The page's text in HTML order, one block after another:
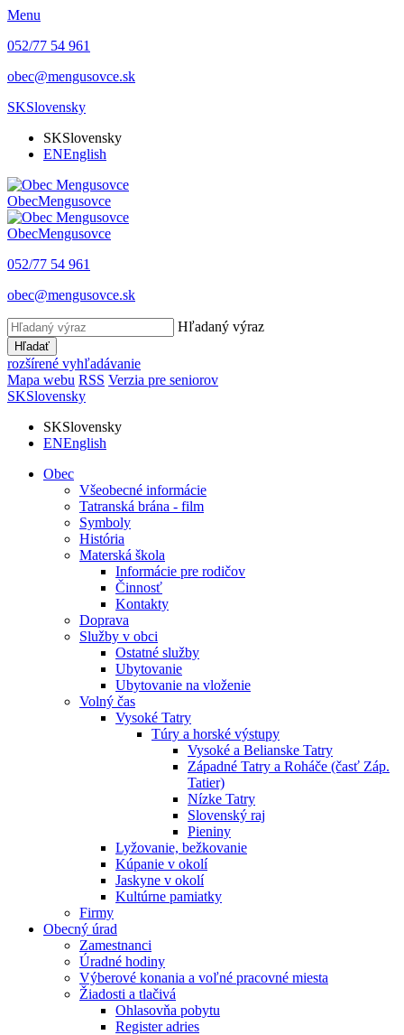
Menu
052/77 54 961
obec@mengusovce.sk
SKSlovensky
SKSlovensky
ENEnglish
ObecMengusovce
ObecMengusovce
052/77 54 961
obec@mengusovce.sk
Hľadaný výraz
Hľadať
rozšírené vyhľadávanie
Mapa webu RSS Verzia pre seniorov
SKSlovensky
SKSlovensky
ENEnglish
Obec
Všeobecné informácie
Tatranská brána - film
Symboly
História
Materská škola
Informácie pre rodičov
Činnosť
Kontakty
Doprava
Služby v obci
Ostatné služby
Ubytovanie
Ubytovanie na vloženie
Volný čas
Vysoké Tatry
Túry a horské výstupy
Vysoké a Belianske Tatry
Západné Tatry a Roháče (časť Záp.
Tatier)
Nízke Tatry
Slovenský raj
Pieniny
Lyžovanie, bežkovanie
Kúpanie v okolí
Jaskyne v okolí
Kultúrne pamiatky
Firmy
Obecný úrad
Zamestnanci
Úradné hodiny
Výberové konania a voľné pracovné miesta
Žiadosti a tlačivá
Ohlasovňa pobytu
Register adries